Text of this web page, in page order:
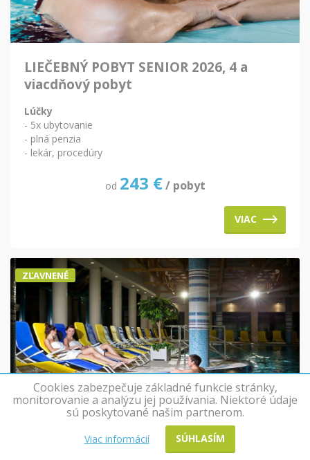
LIEČEBNÝ POBYT SENIOR 2026, 4 a
viacdňový pobyt
Lúčky
- 5x ubytovanie
- plná penzia
- lekár, procedúry
od 243 € / pobyt
VIAC
ZĽAVNENÉ
Liečebný pobyt HARMÓNIA 2026, 11 a
Cookies zabezpečuje základné funkcie stránky,
monitorovanie a analýzu jej používania. Niektoré údaje
sú poskytované našim partnerom.
Viac informácií SÚHLASÍM